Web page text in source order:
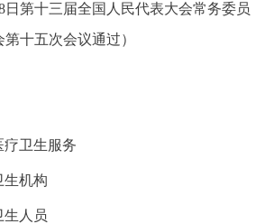
日第十三届全国人民代表大会常务委员
第十五次会议通过）
卫生服务
机构
人员